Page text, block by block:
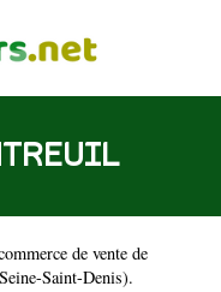
de vente de
Seine-Saint-Denis).